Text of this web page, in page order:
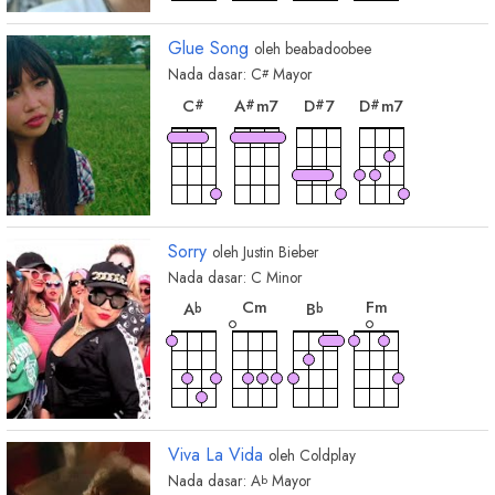
Glue Song oleh beabadoobee
Nada dasar: C# Mayor
C#
chord
A#m7
chord
D#7
D#m7
Sorry oleh Justin Bieber
Nada dasar: C Minor
Ab
chord
Cm
chord
Bb
Fm
Viva La Vida oleh Coldplay
Nada dasar: Ab Mayor
chord
chord